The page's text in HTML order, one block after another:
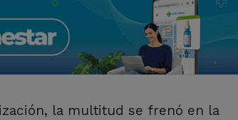
la multitud se frenó en la